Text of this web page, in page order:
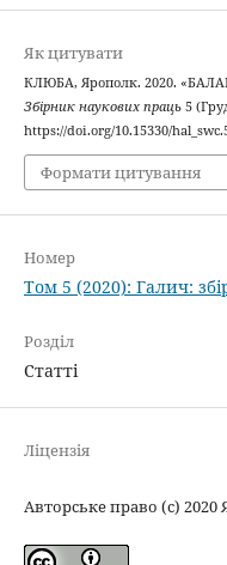
Як цитувати
КЛЮБА, Ярополк. 2020.
Збірник наукових праць5
https://doi.org/10.15330/
Формати цитування
Номер
Том 5 (2020): Галич:
Розділ
Статті
Ліцензія
Авторське право (c)